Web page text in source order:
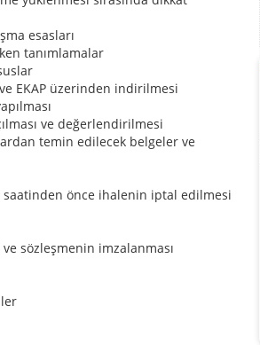
esasları
tanımlamalar
EKAP üzerinden indirilmesi
ve değerlendirilmesi
temin edilecek belgeler ve
önce ihalenin iptal edilmesi
sözleşmenin imzalanması